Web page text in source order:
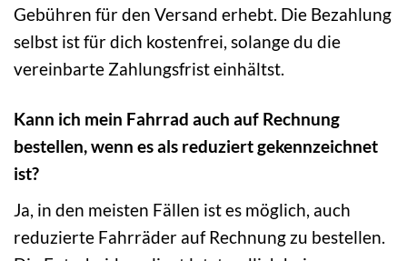
Gebühren für den Versand erhebt. Die Bezahlung
selbst ist für dich kostenfrei, solange du die
vereinbarte Zahlungsfrist einhältst.
Kann ich mein Fahrrad auch auf Rechnung
bestellen, wenn es als reduziert gekennzeichnet
ist?
Ja, in den meisten Fällen ist es möglich, auch
reduzierte Fahrräder auf Rechnung zu bestellen.